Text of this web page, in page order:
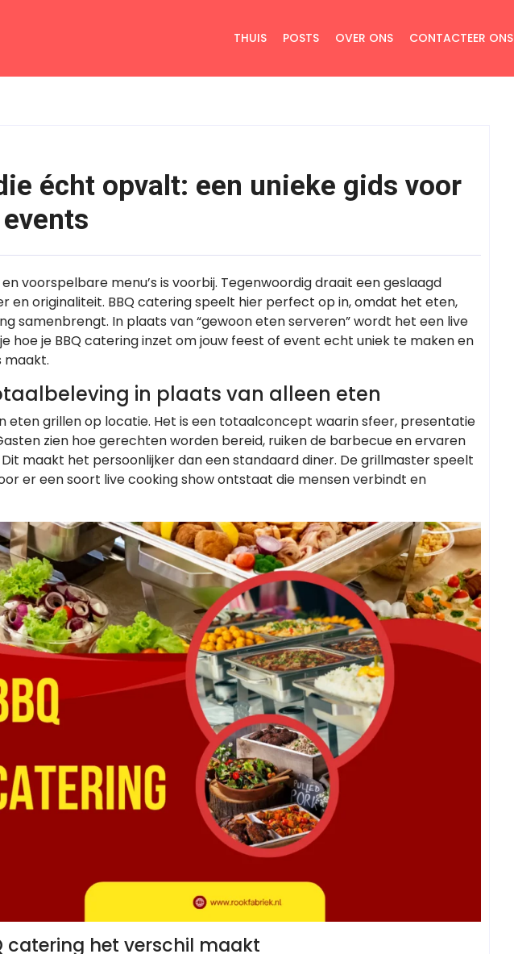
THUIS POSTS OVER ONS CONTACTEER ONS
écht opvalt: een unieke gids voor
voorspelbare menu’s is voorbij. Tegenwoordig draait een geslaagd
en originaliteit. BBQ catering speelt hier perfect op in, omdat het eten,
samenbrengt. In plaats van “gewoon eten serveren” wordt het een live
hoe je BBQ catering inzet om jouw feest of event echt uniek te maken en
maakt.
in plaats van alleen eten
eten grillen op locatie. Het is een totaalconcept waarin sfeer, presentatie
zien hoe gerechten worden bereid, ruiken de barbecue en ervaren
maakt het persoonlijker dan een standaard diner. De grillmaster speelt
er een soort live cooking show ontstaat die mensen verbindt en
catering het verschil maakt